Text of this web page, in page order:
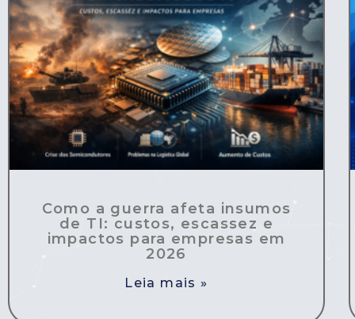
Como a guerra afeta insumos
de TI: custos, escassez e
impactos para empresas em
2026
Leia mais »